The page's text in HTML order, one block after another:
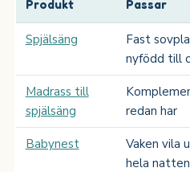
Produkt Passar
Spjälsäng
Fast
nyfödd till
Madrass till
spjälsäng
redan har
Babynest
Vaken vila
hela natten